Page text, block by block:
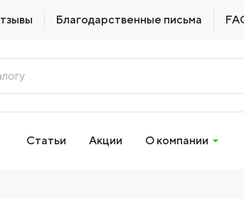
Благодарственные письма
Статьи Акции О компании